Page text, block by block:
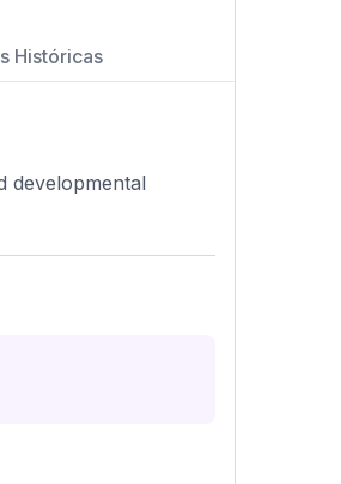
Históricas
developmental